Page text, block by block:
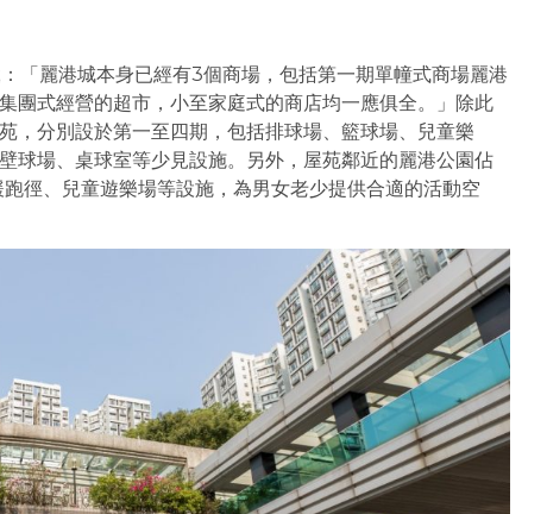
「麗港城本身已經有3個商場，包括第一期單幢式商場麗港
團式經營的超市，小至家庭式的商店均一應俱全。」除此
，分別設於第一至四期，包括排球場、籃球場、兒童樂
球場、桌球室等少見設施。另外，屋苑鄰近的麗港公園佔
徑、兒童遊樂場等設施，為男女老少提供合適的活動空